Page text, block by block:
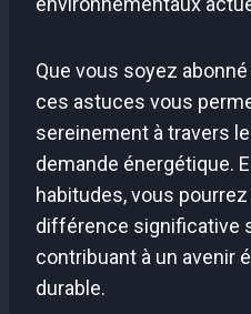
Que vous soyez
ces astuces vous
sereinement à travers
demande énergétique.
habitudes, vous
différence significative
contribuant à un avenir
durable.